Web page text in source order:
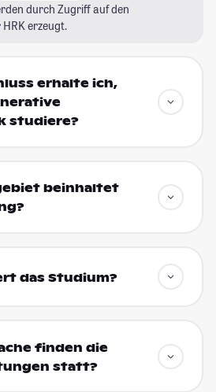
durch Zugriff auf den
HRK erzeugt.
erhalte ich,
studiere?
beinhaltet
das Studium?
finden die
statt?